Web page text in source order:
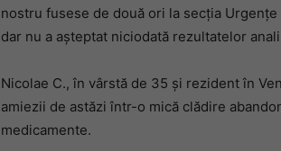
nostru fusese de două ori la secția
dar nu a așteptat niciodată rezultatelor
Nicolae C., în vârstă de 35 și rezident în
amiezii de astăzi într-o mică clădire
medicamente.